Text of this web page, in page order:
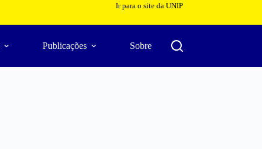
Ir para o site da UNIP
Publicações Sobre